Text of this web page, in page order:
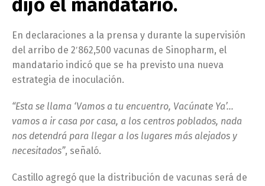
dijo el mandatario.
En declaraciones a la prensa y durante la supervisión
del arribo de 2′862,500 vacunas de Sinopharm, el
mandatario indicó que se ha previsto una nueva
estrategia de inoculación.
“Esta se llama ‘Vamos a tu encuentro, Vacúnate Ya’…
vamos a ir casa por casa, a los centros poblados, nada
nos detendrá para llegar a los lugares más alejados y
necesitados”, señaló.
Castillo agregó que la distribución de vacunas será de